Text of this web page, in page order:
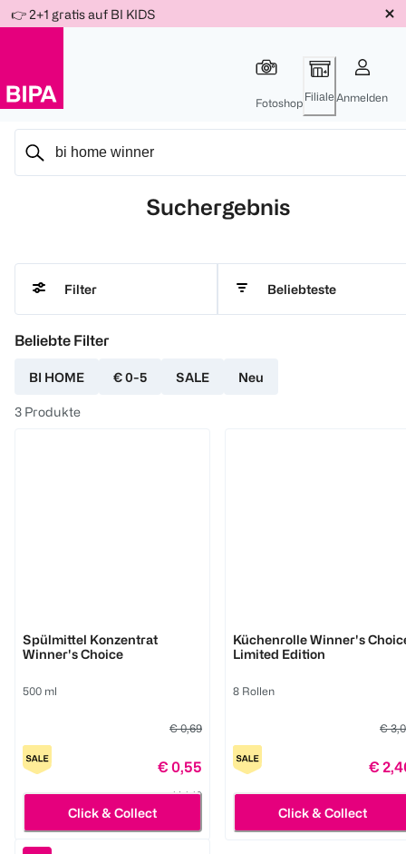
Für
Für
Für
Weiter
zum
👉 2+1 gratis auf BI KIDS
Fotoshop Filiale Anmelden
Suchergebnis
Filter Beliebteste
Beliebte Filter
BI HOME € 0-5 SALE Neu
3 Produkte
Spülmittel Konzentrat
Winner's Choice
500 ml
€ 0,69
€ 0,55
1 l 1,10
Click & Collect
Küchenrolle Winner's
Limited Edition
8 Rollen
€
€
Click & Collect